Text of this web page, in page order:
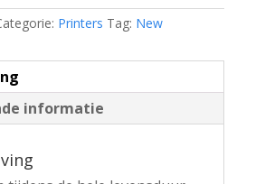
Printers Tag: New
informatie